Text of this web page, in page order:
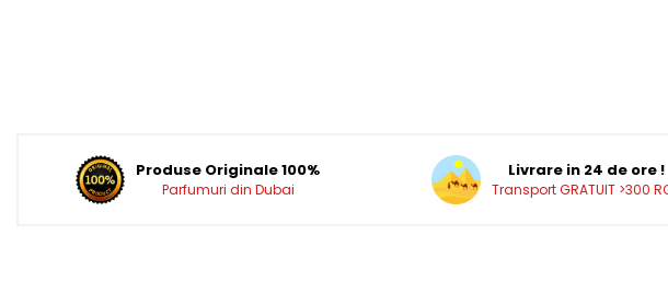
Al Wataniah
Produse Originale 100%
Parfumuri din Dubai
Livrare in 24 de ore !
Transport GRATUIT >300